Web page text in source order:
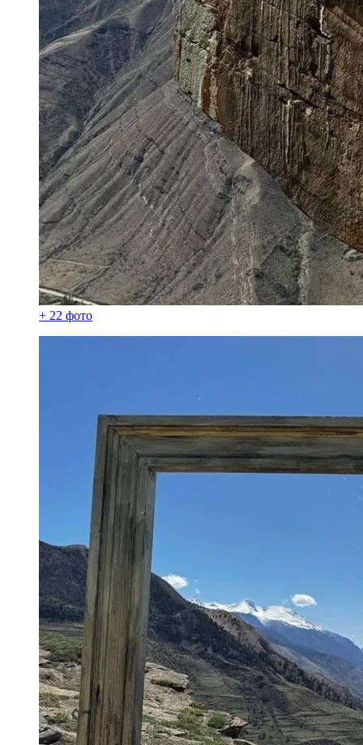
+ 22 фото